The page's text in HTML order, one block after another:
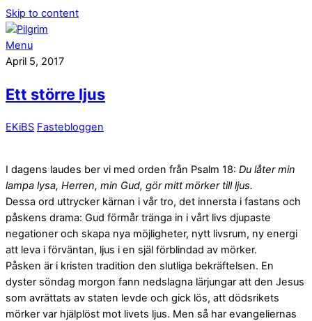
Skip to content
Menu
April 5, 2017
Ett större ljus
EKiBS Fastebloggen
I dagens laudes ber vi med orden från Psalm 18: Du låter min
lampa lysa, Herren, min Gud, gör mitt mörker till ljus.
Dessa ord uttrycker kärnan i vår tro, det innersta i fastans och
påskens drama: Gud förmår tränga in i vårt livs djupaste
negationer och skapa nya möjligheter, nytt livsrum, ny energi
att leva i förväntan, ljus i en själ förblindad av mörker.
Påsken är i kristen tradition den slutliga bekräftelsen. En
dyster söndag morgon fann nedslagna lärjungar att den Jesus
som avrättats av staten levde och gick lös, att dödsrikets
mörker var hjälplöst mot livets ljus. Men så har evangeliernas